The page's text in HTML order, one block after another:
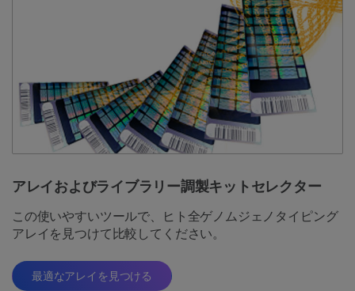
アレイおよびライブラリー調製キットセレクター
この使いやすいツールで、ヒト全ゲノムジェノタイピング
アレイを見つけて比較してください。
最適なアレイを見つける